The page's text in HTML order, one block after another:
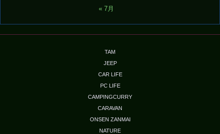
« 7月
TAM
JEEP
CAR LIFE
PC LIFE
CAMPINGCURRY
CARAVAN
ONSEN ZANMAI
NATURE